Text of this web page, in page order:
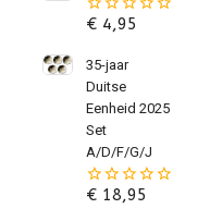
0
de
€4,95
35-jaar
Duitse
Eenheid 2025
Set
A/D/F/G/J
0
€18,95